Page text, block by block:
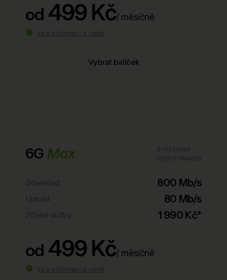
od 499 Kč/ měsíčně
Vybrat balíček
6G Max
800 Mb/s
80 Mb/s
1 990 Kč*
od 499 Kč/ měsíčně